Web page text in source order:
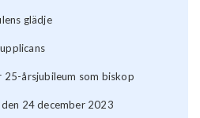
glädje
25-årsjubileum som biskop
24 december 2023